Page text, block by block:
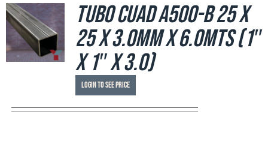
Tubo Cuad A500-B 25 x
25 x 3.0mm x 6.0mts (1″
x 1″ x 3.0)
Login to see price